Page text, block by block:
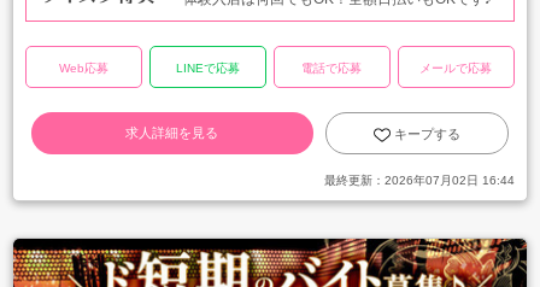
Web応募 LINEで応募 電話で応募 メールで応募
求人詳細を見る キープする
最終更新： 2026年07月02日 16:44